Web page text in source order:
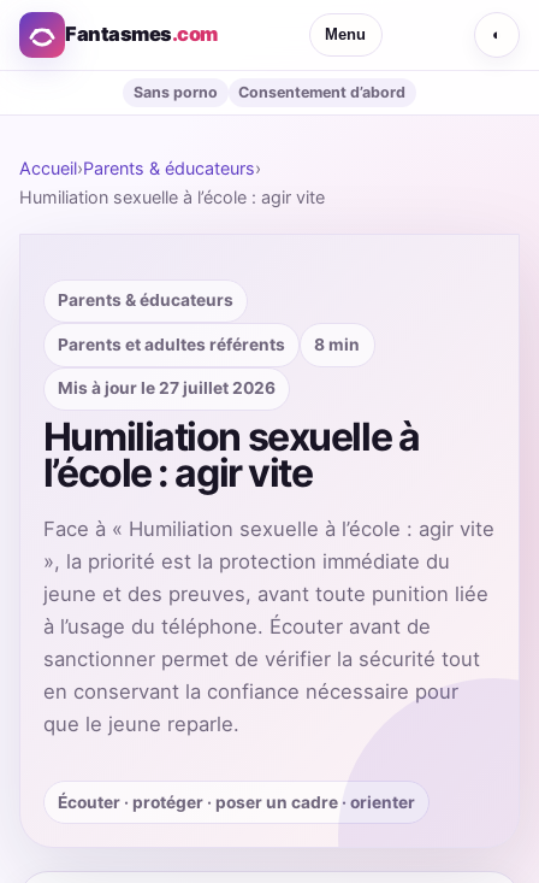
Fantasmes.com Menu ◐
Sans porno Consentement d’abord
Accueil›Parents & éducateurs›
Humiliation sexuelle à l’école : agir vite
Parents & éducateurs
Parents et adultes référents 8 min
Mis à jour le 27 juillet 2026
Humiliation sexuelle à
l’école : agir vite
Face à « Humiliation sexuelle à l’école : agir vite
», la priorité est la protection immédiate du
jeune et des preuves, avant toute punition liée
à l’usage du téléphone. Écouter avant de
sanctionner permet de vérifier la sécurité tout
en conservant la confiance nécessaire pour
que le jeune reparle.
Écouter · protéger · poser un cadre · orienter